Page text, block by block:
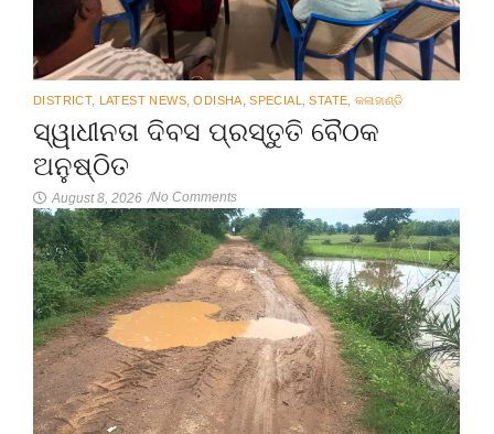
DISTRICT, LATEST NEWS ODISHA SPECIAL STATE କଳାହାଣ୍ଡି
ସ୍ୱାଧୀନତା ଦିବସ ପ୍ରସ୍ତୁତି ବୈଠକ
ଅନୁଷ୍ଠିତ
August 8, 2026 /No Comments